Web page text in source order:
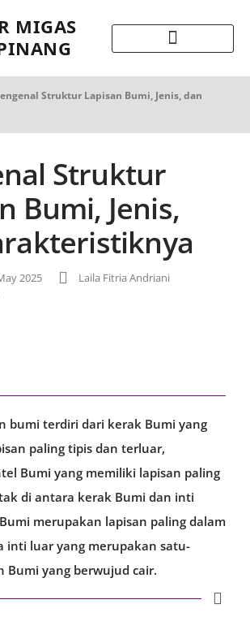
MIGAS
Struktur Lapisan Bumi, Jenis, dan
Struktur
Bumi, Jenis,
2025
Laila Fitria Andriani
bumi terdiri dari kerak Bumi yang
paling tipis dan terluar,
Bumi yang memiliki lapisan paling
di antara kerak Bumi dan inti
merupakan lapisan paling dalam
inti luar yang merupakan satu-
Bumi yang berwujud cair.